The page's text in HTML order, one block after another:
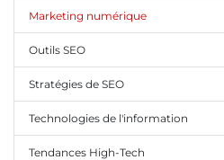
Marketing numérique
Outils SEO
Stratégies de SEO
Technologies de l'information
Tendances High-Tech